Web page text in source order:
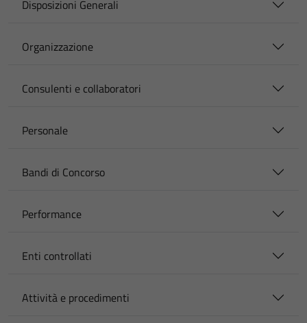
Disposizioni Generali
Organizzazione
Consulenti e collaboratori
Personale
Bandi di Concorso
Performance
Enti controllati
Attività e procedimenti